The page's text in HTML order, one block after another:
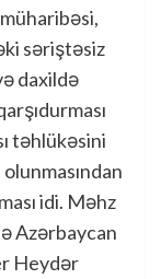
səriştəsiz
daxildə
təhlükəsini
idi. Məhz
Azərbaycan
Heydər